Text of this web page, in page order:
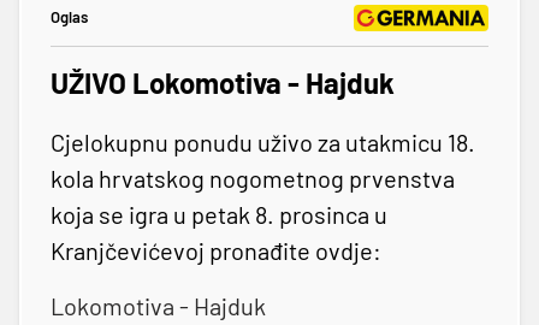
Oglas
UŽIVO Lokomotiva - Hajduk
Cjelokupnu ponudu uživo za utakmicu 18.
kola hrvatskog nogometnog prvenstva
koja se igra u petak 8. prosinca u
Kranjčevićevoj pronađite ovdje:
Lokomotiva - Hajduk